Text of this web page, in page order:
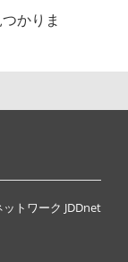
かりま
トワーク JDDnet